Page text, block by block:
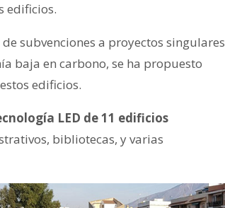
edificios.
subvenciones a proyectos singulares
baja en carbono, se ha propuesto
edificios.
LED de 11 edificios
bibliotecas, y varias